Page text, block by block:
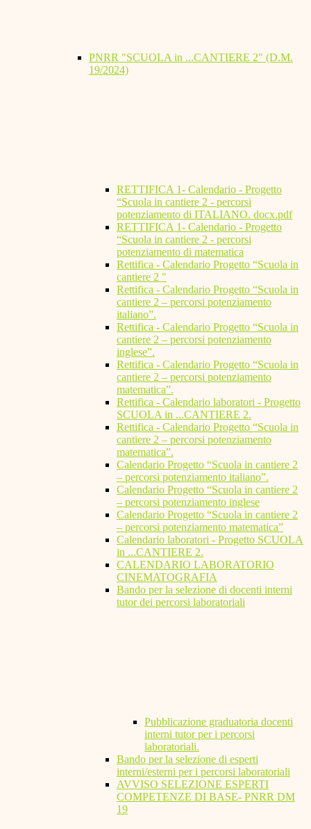
PNRR "SCUOLA in ...CANTIERE 2" (D.M.
19/2024)
RETTIFICA 1- Calendario - Progetto
“Scuola in cantiere 2 - percorsi
potenziamento di ITALIANO. docx.pdf
RETTIFICA 1- Calendario - Progetto
“Scuola in cantiere 2 - percorsi
potenziamento di matematica
Rettifica - Calendario Progetto “Scuola in
cantiere 2 "
Rettifica - Calendario Progetto “Scuola in
cantiere 2 – percorsi potenziamento
italiano”.
Rettifica - Calendario Progetto “Scuola in
cantiere 2 – percorsi potenziamento
inglese”.
Rettifica - Calendario Progetto “Scuola in
cantiere 2 – percorsi potenziamento
matematica”.
Rettifica - Calendario laboratori - Progetto
SCUOLA in ...CANTIERE 2.
Rettifica - Calendario Progetto “Scuola in
cantiere 2 – percorsi potenziamento
matematica”.
Calendario Progetto “Scuola in cantiere 2
– percorsi potenziamento italiano”.
Calendario Progetto “Scuola in cantiere 2
– percorsi potenziamento inglese
Calendario Progetto “Scuola in cantiere 2
– percorsi potenziamento matematica”
Calendario laboratori - Progetto SCUOLA
in ...CANTIERE 2.
CALENDARIO LABORATORIO
CINEMATOGRAFIA
Bando per la selezione di docenti interni
tutor dei percorsi laboratoriali
Pubblicazione graduatoria docenti
interni tutor per i percorsi
laboratoriali.
Bando per la selezione di esperti
interni/esterni per i percorsi laboratoriali
AVVISO SELEZIONE ESPERTI
COMPETENZE DI BASE- PNRR DM
19